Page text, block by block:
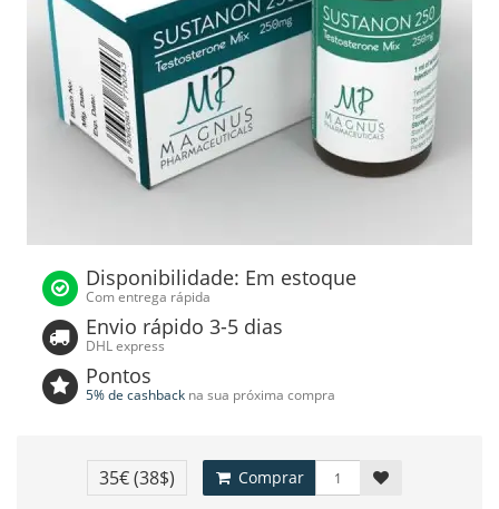
Disponibilidade: Em estoque
Com entrega rápida
Envio rápido 3-5 dias
DHL express
Pontos
5% de cashback na sua próxima compra
35€(38$) Comprar